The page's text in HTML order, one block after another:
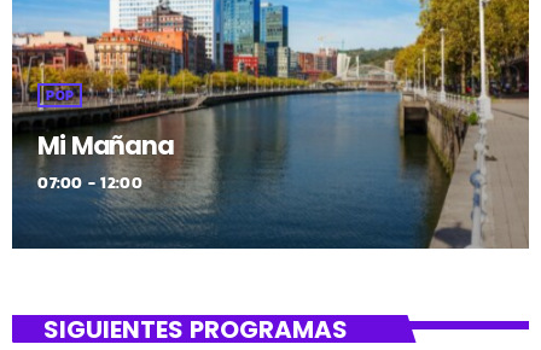
POP
Mi Mañana
07:00 - 12:00
SIGUIENTES PROGRAMAS